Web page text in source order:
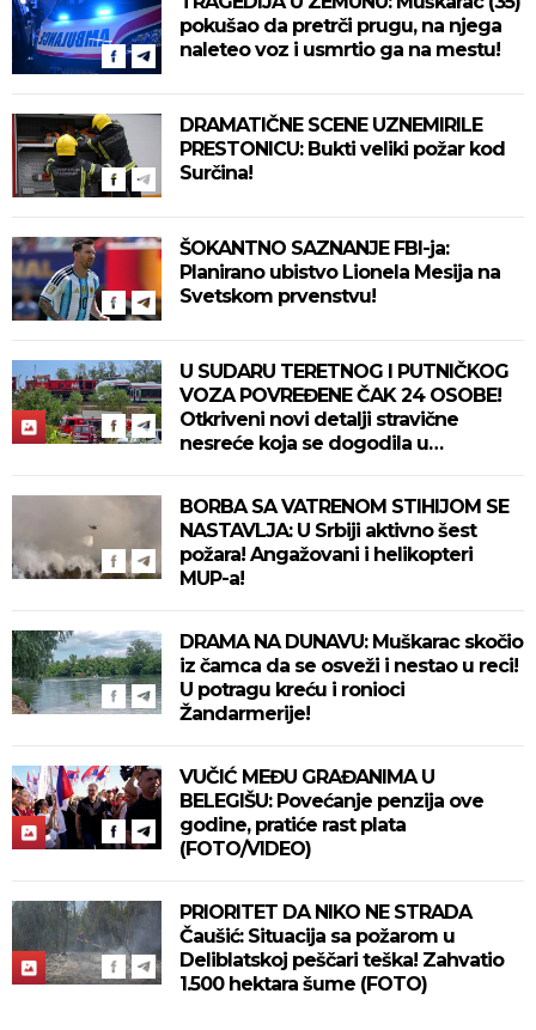
pokušao da pretrči prugu, na njega
naleteo voz i usmrtio ga na mestu!
DRAMATIČNE SCENE UZNEMIRILE
PRESTONICU: Bukti veliki požar kod
Surčina!
ŠOKANTNO SAZNANJE FBI-ja:
Planirano ubistvo Lionela Mesija na
Svetskom prvenstvu!
U SUDARU TERETNOG I PUTNIČKOG
VOZA POVREĐENE ČAK 24 OSOBE!
Otkriveni novi detalji stravične
nesreće koja se dogodila u
BORBA SA VATRENOM STIHIJOM SE
NASTAVLJA: U Srbiji aktivno šest
požara! Angažovani i helikopteri
MUP-a!
DRAMA NA DUNAVU: Muškarac skočio
iz čamca da se osveži i nestao u reci!
U potragu kreću i ronioci
Žandarmerije!
VUČIĆ MEĐU GRAĐANIMA U
BELEGIŠU: Povećanje penzija ove
godine, pratiće rast plata
(FOTO/VIDEO)
PRIORITET DA NIKO NE STRADA
Čaušić: Situacija sa požarom u
Deliblatskoj peščari teška! Zahvatio
1.500 hektara šume (FOTO)